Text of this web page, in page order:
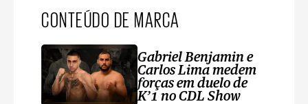
CONTEÚDO DE MARCA
Gabriel Benjamin e
Carlos Lima medem
forças em duelo de
K’1 no CDL Show